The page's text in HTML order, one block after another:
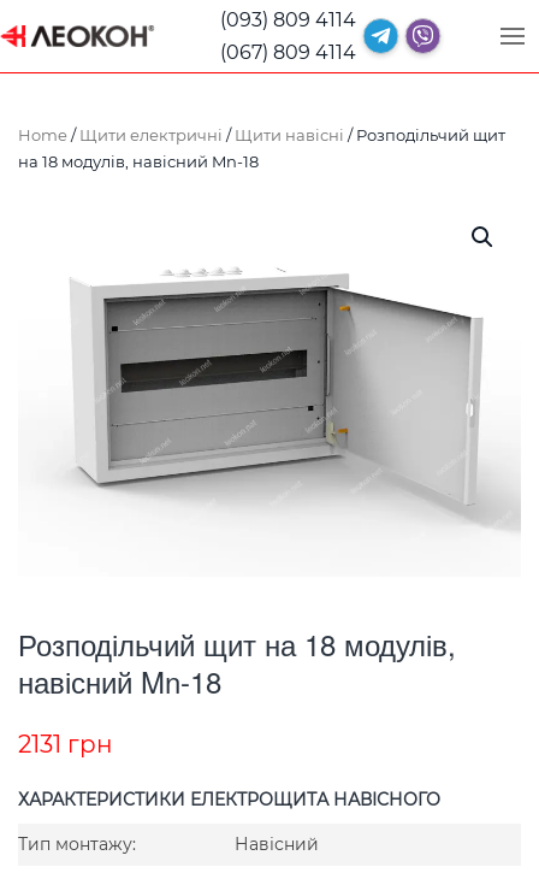
(093) 809 4114
(067) 809 4114
Home/Щити електричні /Щити навісні / Розподільчий щит
на 18 модулів, навісний Mn-18
Розподільчий щит на 18 модулів,
навісний Mn-18
2131 грн
ХАРАКТЕРИСТИКИ ЕЛЕКТРОЩИТА НАВІСНОГО
Тип монтажу:
Навісний